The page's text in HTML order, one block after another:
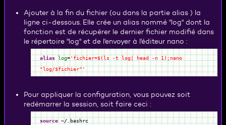
Ajouter à la fin du fichier (ou dans la partie alias ) la
ligne ci-dessous. Elle crée un alias nommé "log" dont la
fonction est de récupérer le dernier fichier modifié dans
le répertoire "log" et de l'envoyer à l'éditeur nano :
alias log='fichier=$(ls -t log| head -n 1);nano
"log/$fichier"'
Pour appliquer la configuration, vous pouvez soit
redémarrer la session, soit faire ceci :
source ~/ .bashrc